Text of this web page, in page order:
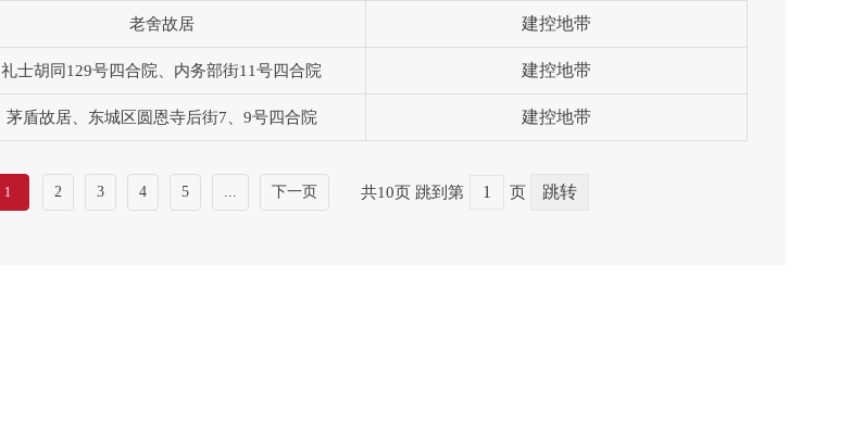
老舍故居 建控地带
礼士胡同129号四合院、内务部街11号四合院 建控地带
茅盾故居、东城区圆恩寺后街7、9号四合院 建控地带
1 2 3 4 5 ... 下一页 共10页 跳到第 页